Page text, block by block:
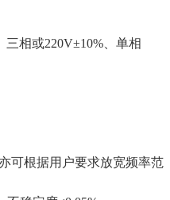
三相或220V±10%、单相
可根据用户要求放宽频率范